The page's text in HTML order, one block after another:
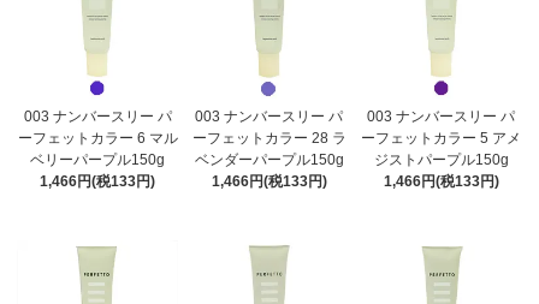
003 ナンバースリー パ
ーフェットカラー 6 マル
ベリーパープル150g
1,466円(税133円)
003 ナンバースリー パ
ーフェットカラー 28 ラ
ベンダーパープル150g
1,466円(税133円)
003 ナンバースリー パ
ーフェットカラー 5 アメ
ジストパープル150g
1,466円(税133円)